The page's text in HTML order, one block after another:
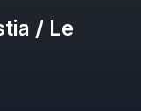
/ Le